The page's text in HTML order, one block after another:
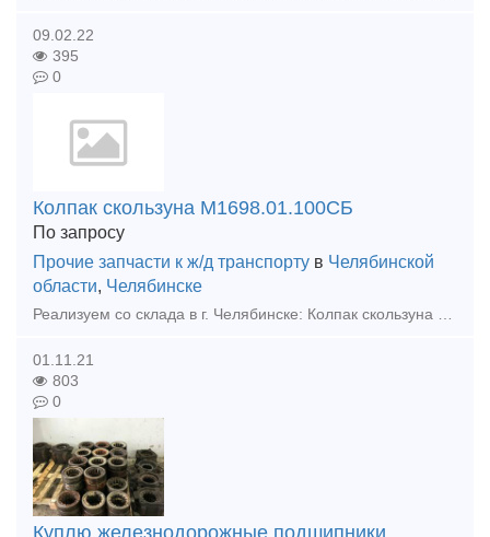
09.02.22
395
0
Колпак скользуна М1698.01.100СБ
По запросу
Прочие запчасти к ж/д транспорту в Челябинской
области, Челябинске
01.11.21
803
0
Куплю железнодорожные подшипники